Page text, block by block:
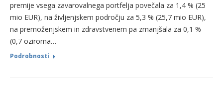
premije vsega zavarovalnega portfelja povečala za 1,4 % (25
mio EUR), na življenjskem področju za 5,3 % (25,7 mio EUR),
na premoženjskem in zdravstvenem pa zmanjšala za 0,1 %
(0,7 oziroma…
Podrobnosti